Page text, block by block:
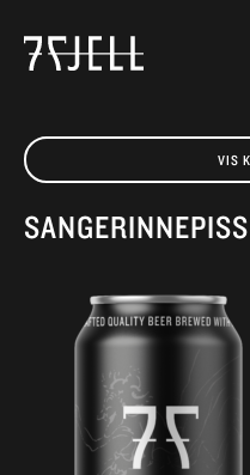
VIS
SANGERINNEPISS